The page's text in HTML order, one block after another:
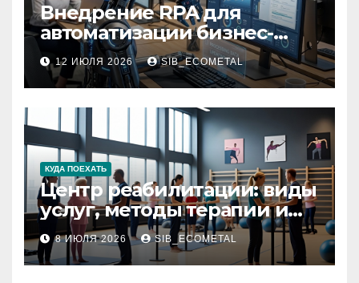
Внедрение RPA для
автоматизации бизнес-
процессов
12 ИЮЛЯ 2026 SIB_ECOMETAL
КУДА ПОЕХАТЬ
Центр реабилитации: виды
услуг, методы терапии и
критерии качества
8 ИЮЛЯ 2026 SIB_ECOMETAL